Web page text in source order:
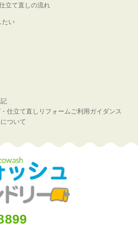
立て直しの流れ
たい
仕立て直しリフォームご利用ガイダンス
ついて